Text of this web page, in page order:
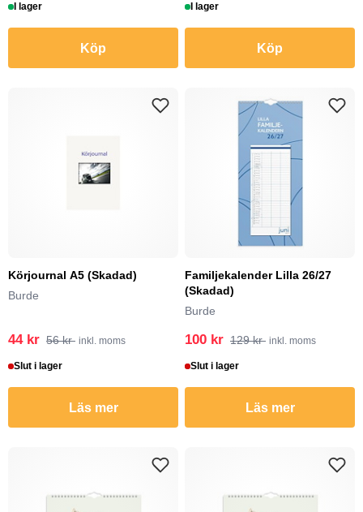
I lager
Köp
I lager
Köp
Körjournal A5 (Skadad)
Burde
44 kr 56 kr inkl. moms
Slut i lager
Läs mer
Familjekalender Lilla 26/27
(Skadad)
Burde
100 kr 129 kr inkl. moms
Slut i lager
Läs mer